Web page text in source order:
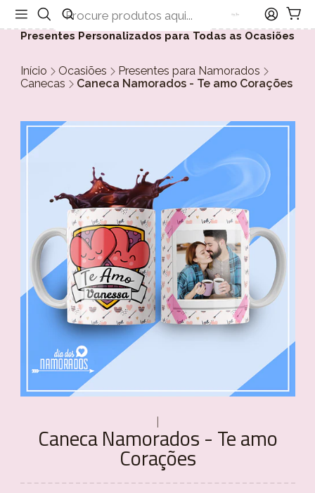
Presentes Personalizados para Todas as Ocasiões
Início Ocasiões
Presentes para Namorados
Canecas
Caneca Namorados - Te amo Corações
Caneca Namorados - Te amo
Corações